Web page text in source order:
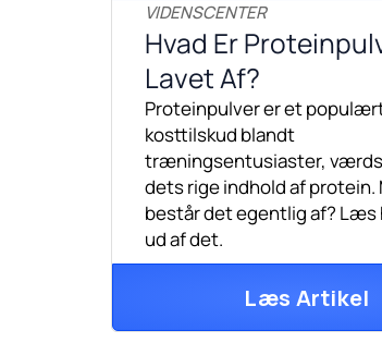
VIDENSCENTER
Hvad Er
Lavet Af?
Proteinpulver er et
kosttilskud blandt
træningsentusiaster,
dets rige indhold af protein.
består det egentlig af? Læs
ud af det.
Læs Artikel